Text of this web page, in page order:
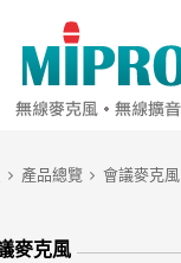
產品總覽 會議麥克風
麥克風